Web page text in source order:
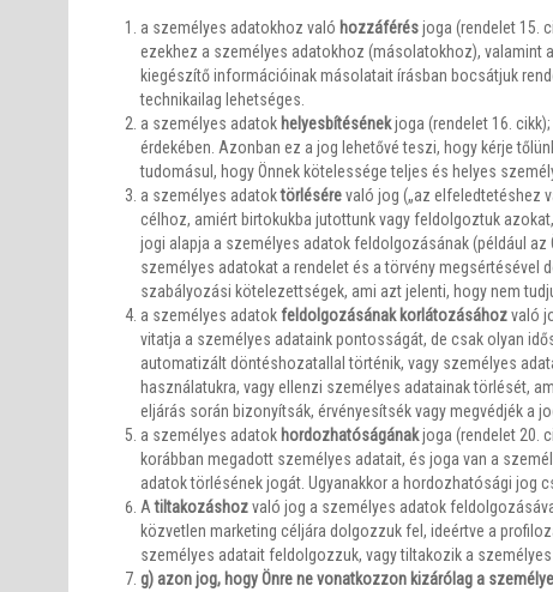
a személyes adatokhoz való hozzáférésjoga (rendelet 15.
ezekhez a személyes adatokhoz (másolatokhoz), valamint
kiegészítő információinak másolatait írásban bocsátjuk
technikailag lehetséges.
a személyes adatok helyesbítésénekjoga (rendelet 16.
érdekében. Azonban ez a jog lehetővé teszi, hogy kérje
tudomásul, hogy Önnek kötelessége teljes és helyes
a személyes adatoktörlésérevaló jog („az elfeledtetéshez
célhoz, amiért birtokukba jutottunk vagy feldolgoztuk
jogi alapja a személyes adatok feldolgozásának (például
személyes adatokat a rendelet és a törvény
szabályozási kötelezettségek, ami azt jelenti, hogy nem
a személyes adatok feldolgozásának korlátozásáhozvaló
vitatja a személyes adataink pontosságát, de csak olyan
automatizált döntéshozatallal történik, vagy személyes
használatukra, vagy ellenzi személyes adatainak törlését,
eljárás során bizonyítsák, érvényesítsék vagy megvédjék a
a személyes adatok hordozhatóságánakjoga (rendelet 20.
korábban megadott személyes adatait, és joga van a
adatok törlésének jogát. Ugyanakkor a hordozhatósági jog
Atiltakozáshozvaló jog a személyes adatok
közvetlen marketing céljára dolgozzuk fel, ideértve a
személyes adatait feldolgozzuk, vagy tiltakozik a
g) azon jog, hogy Önre ne vonatkozzon kizárólag a